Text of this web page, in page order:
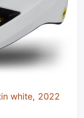
white, 2022